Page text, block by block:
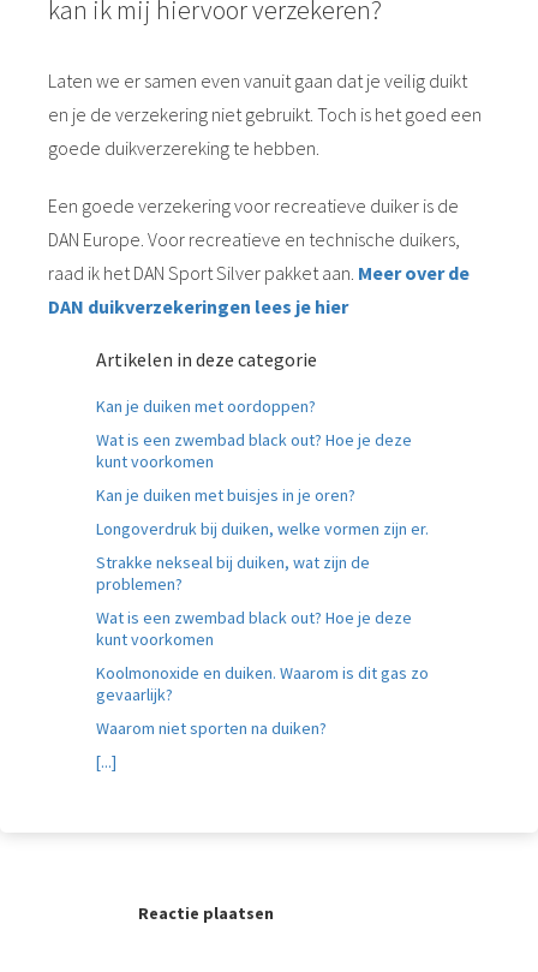
kan ik mij hiervoor verzekeren?
Laten we er samen even vanuit gaan dat je veilig duikt
en je de verzekering niet gebruikt. Toch is het goed een
goede duikverzereking te hebben.
Een goede verzekering voor recreatieve duiker is de
DAN Europe. Voor recreatieve en technische duikers,
raad ik het DAN Sport Silver pakket aan. Meer over de
DAN duikverzekeringen lees je hier
Artikelen in deze categorie
Kan je duiken met oordoppen?
Wat is een zwembad black out? Hoe je deze
kunt voorkomen
Kan je duiken met buisjes in je oren?
Longoverdruk bij duiken, welke vormen zijn er.
Strakke nekseal bij duiken, wat zijn de
problemen?
Wat is een zwembad black out? Hoe je deze
kunt voorkomen
Koolmonoxide en duiken. Waarom is dit gas zo
gevaarlijk?
Waarom niet sporten na duiken?
[...]
Reactie plaatsen